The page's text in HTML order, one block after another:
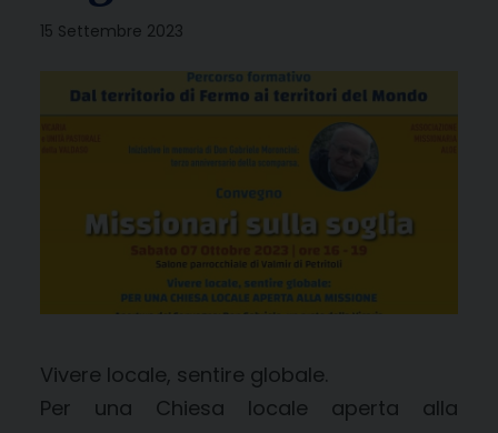
15 Settembre 2023
Vivere locale, sentire globale.
Per una Chiesa locale aperta alla